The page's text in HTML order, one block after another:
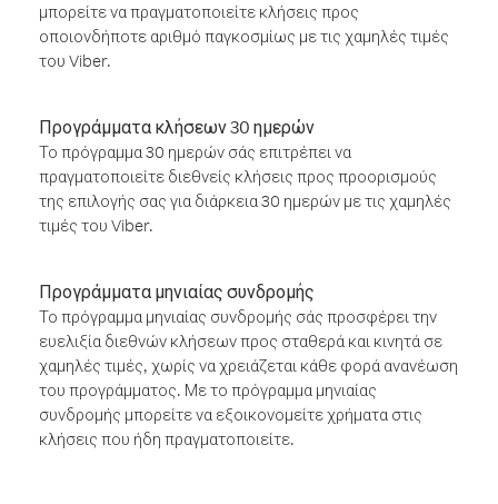
μπορείτε να πραγματοποιείτε κλήσεις προς
οποιονδήποτε αριθμό παγκοσμίως με τις χαμηλές τιμές
του Viber.
Προγράμματα κλήσεων 30 ημερών
Το πρόγραμμα 30 ημερών σάς επιτρέπει να
πραγματοποιείτε διεθνείς κλήσεις προς προορισμούς
της επιλογής σας για διάρκεια 30 ημερών με τις χαμηλές
τιμές του Viber.
Προγράμματα μηνιαίας συνδρομής
Το πρόγραμμα μηνιαίας συνδρομής σάς προσφέρει την
ευελιξία διεθνών κλήσεων προς σταθερά και κινητά σε
χαμηλές τιμές, χωρίς να χρειάζεται κάθε φορά ανανέωση
του προγράμματος. Με το πρόγραμμα μηνιαίας
συνδρομής μπορείτε να εξοικονομείτε χρήματα στις
κλήσεις που ήδη πραγματοποιείτε.